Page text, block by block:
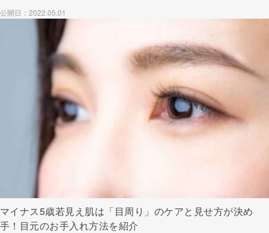
公開日：2022.05.01
マイナス5歳若見え肌は「目周り」のケアと見せ方が決め
手！目元のお手入れ方法を紹介